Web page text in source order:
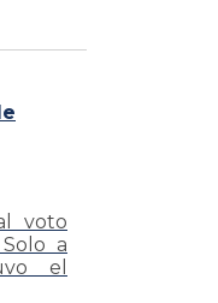
voto
a
el